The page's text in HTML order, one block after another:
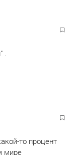
.
то процент
мире